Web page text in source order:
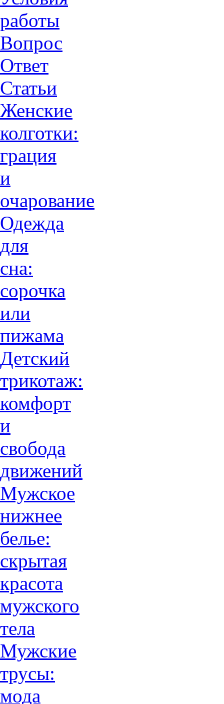
работы
Вопрос
Ответ
Статьи
Женские
колготки:
грация
и
очарованиe
Одежда
для
сна:
сорочка
или
пижама
Детский
трикотаж:
комфорт
и
свобода
движений
Мужское
нижнее
белье:
скрытая
красота
мужского
тела
Мужские
трусы:
мода